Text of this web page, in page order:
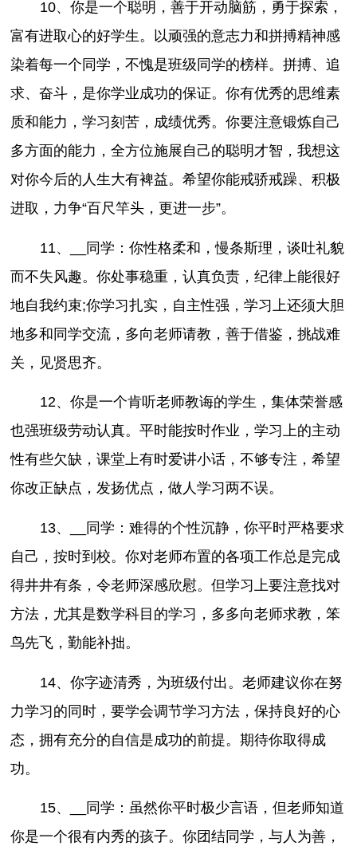
10、你是一个聪明，善于开动脑筋，勇于探索，
富有进取心的好学生。以顽强的意志力和拼搏精神感
染着每一个同学，不愧是班级同学的榜样。拼搏、追
求、奋斗，是你学业成功的保证。你有优秀的思维素
质和能力，学习刻苦，成绩优秀。你要注意锻炼自己
多方面的能力，全方位施展自己的聪明才智，我想这
对你今后的人生大有裨益。希望你能戒骄戒躁、积极
进取，力争“百尺竿头，更进一步”。
11、__同学：你性格柔和，慢条斯理，谈吐礼貌
而不失风趣。你处事稳重，认真负责，纪律上能很好
地自我约束;你学习扎实，自主性强，学习上还须大胆
地多和同学交流，多向老师请教，善于借鉴，挑战难
关，见贤思齐。
12、你是一个肯听老师教诲的学生，集体荣誉感
也强班级劳动认真。平时能按时作业，学习上的主动
性有些欠缺，课堂上有时爱讲小话，不够专注，希望
你改正缺点，发扬优点，做人学习两不误。
13、__同学：难得的个性沉静，你平时严格要求
自己，按时到校。你对老师布置的各项工作总是完成
得井井有条，令老师深感欣慰。但学习上要注意找对
方法，尤其是数学科目的学习，多多向老师求教，笨
鸟先飞，勤能补拙。
14、你字迹清秀，为班级付出。老师建议你在努
力学习的同时，要学会调节学习方法，保持良好的心
态，拥有充分的自信是成功的前提。期待你取得成
功。
15、__同学：虽然你平时极少言语，但老师知道
你是一个很有内秀的孩子。你团结同学，与人为善，